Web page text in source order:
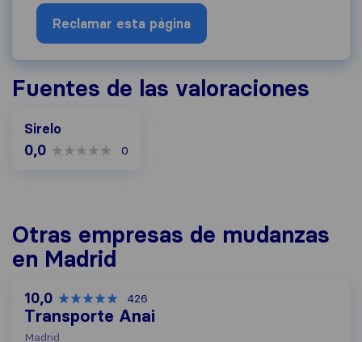
Reclamar esta página
Fuentes de las valoraciones
Sirelo
0,0 0
Otras empresas de mudanzas
en Madrid
10,0 426
Transporte Anai
Madrid